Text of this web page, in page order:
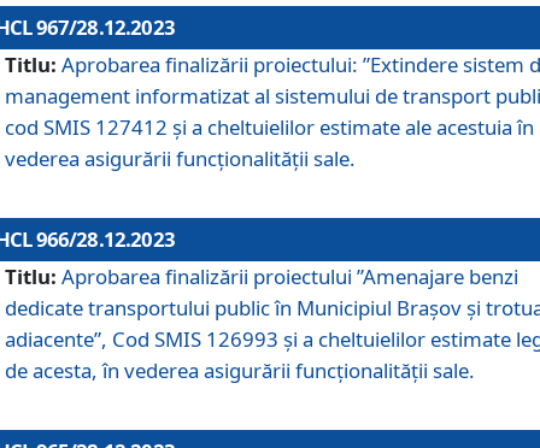
967/28.12.2023
Titlu: Aprobarea finalizării proiectului: ”Extindere sistem
management informatizat al sistemului de transport
cod SMIS 127412 și a cheltuielilor estimate ale acestuia în
vederea asigurării funcționalității sale.
966/28.12.2023
Titlu: Aprobarea finalizării proiectului ”Amenajare benzi
dedicate transportului public în Municipiul Brașov şi
adiacente”, Cod SMIS 126993 și a cheltuielilor estimate
de acesta, în vederea asigurării funcționalității sale.